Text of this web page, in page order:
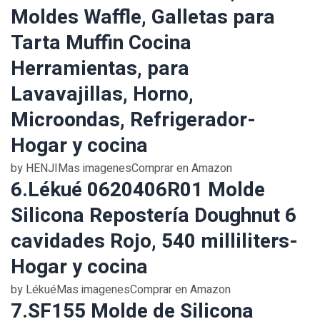
Moldes Waffle, Galletas para
Tarta Muffin Cocina
Herramientas, para
Lavavajillas, Horno,
Microondas, Refrigerador-
Hogar y cocina
by HENJIMas imagenesComprar en Amazon
6.Lékué 0620406R01 Molde
Silicona Repostería Doughnut 6
cavidades Rojo, 540 milliliters-
Hogar y cocina
by LékuéMas imagenesComprar en Amazon
7.SF155 Molde de Silicona